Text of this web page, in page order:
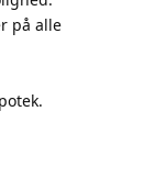
på alle